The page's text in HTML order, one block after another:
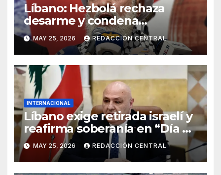
Líbano: Hezbolá rechaza
desarme y condena
injerencia de EE.UU.
MAY 25, 2026 REDACCIÓN CENTRAL
INTERNACIONAL
Líbano exige retirada israelí y
reafirma soberanía en “Día de
la Resistencia y la Liberación”
MAY 25, 2026 REDACCIÓN CENTRAL